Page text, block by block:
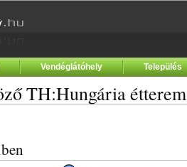
Vendéglátóhely Település
TH:Hungária étterem